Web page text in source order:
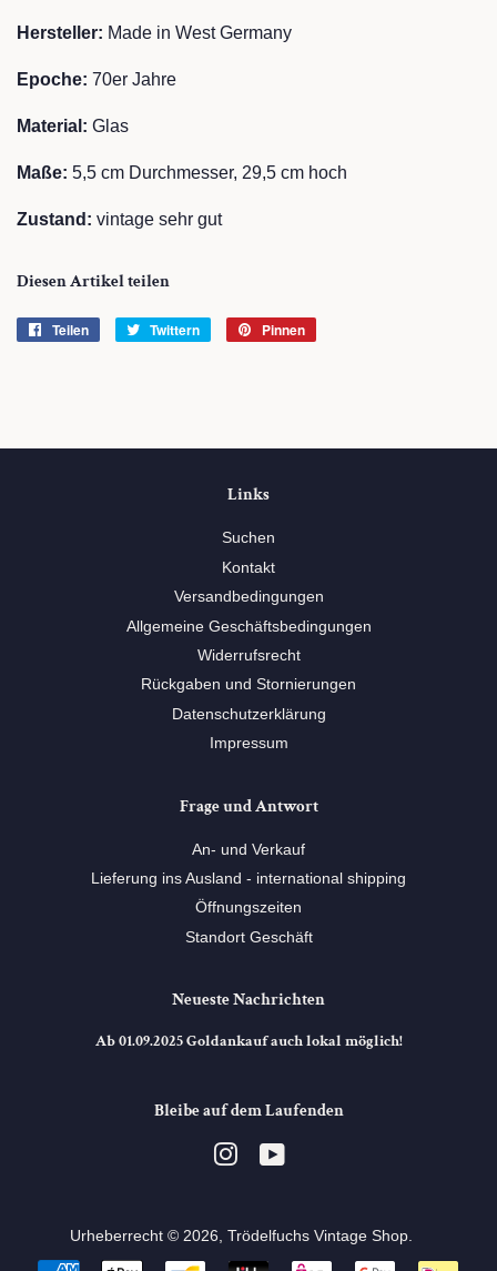
Hersteller: Made in West Germany
Epoche: 70er Jahre
Material: Glas
Maße: 5,5 cm Durchmesser, 29,5 cm hoch
Zustand: vintage sehr gut
Diesen Artikel teilen
Teilen Twittern Pinnen
Links
Suchen
Kontakt
Versandbedingungen
Allgemeine Geschäftsbedingungen
Widerrufsrecht
Rückgaben und Stornierungen
Datenschutzerklärung
Impressum
Frage und Antwort
An- und Verkauf
Lieferung ins Ausland - international shipping
Öffnungszeiten
Standort Geschäft
Neueste Nachrichten
Ab 01.09.2025 Goldankauf auch lokal möglich!
Bleibe auf dem Laufenden
Instagram
Urheberrecht © 2026, Trödelfuchs Vintage Shop. ⠀